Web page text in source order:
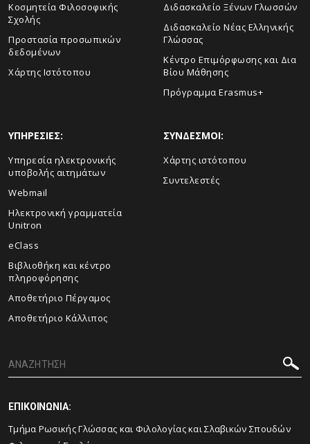
Κοσμητεία Φιλοσοφικής
Σχολής
Προστασία προσωπικών
δεδομένων
Χάρτης Ιστότοπου
Διδασκαλείο Ξένων Γλωσσών
Διδασκαλείο Νέας Ελληνικής
Γλώσσας
Κέντρο Επιμόρφωσης και Δια
Βίου Μάθησης
Πρόγραμμα Erasmus+
ΥΠΗΡΕΣΙΕΣ:
Υπηρεσία ηλεκτρονικής
υποβολής αιτημάτων
Webmail
Ηλεκτρονική γραμματεία
Unitron
eClass
Βιβλιοθήκη και κέντρο
πληροφόρησης
Αποθετήριο Πέργαμος
Αποθετήριο Κάλλιπος
ΣΥΝΔΕΣΜΟΙ:
Χάρτης ιστότοπου
Συντελεστές
ΕΠΙΚΟΙΝΩΝΙΑ:
Τμήμα Ρωσικής Γλώσσας και Φιλολογίας και Σλαβικών Σπουδών